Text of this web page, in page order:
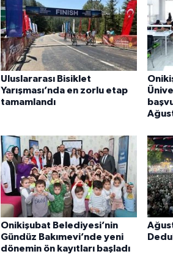
Uluslararası Bisiklet
Yarışması’nda en zorlu etap
tamamlandı
Onikişubat Belediyesi’nin
Gündüz Bakımevi’nde yeni
dönemin ön kayıtları başladı